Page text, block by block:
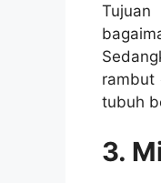
rambut
tubuh
3.